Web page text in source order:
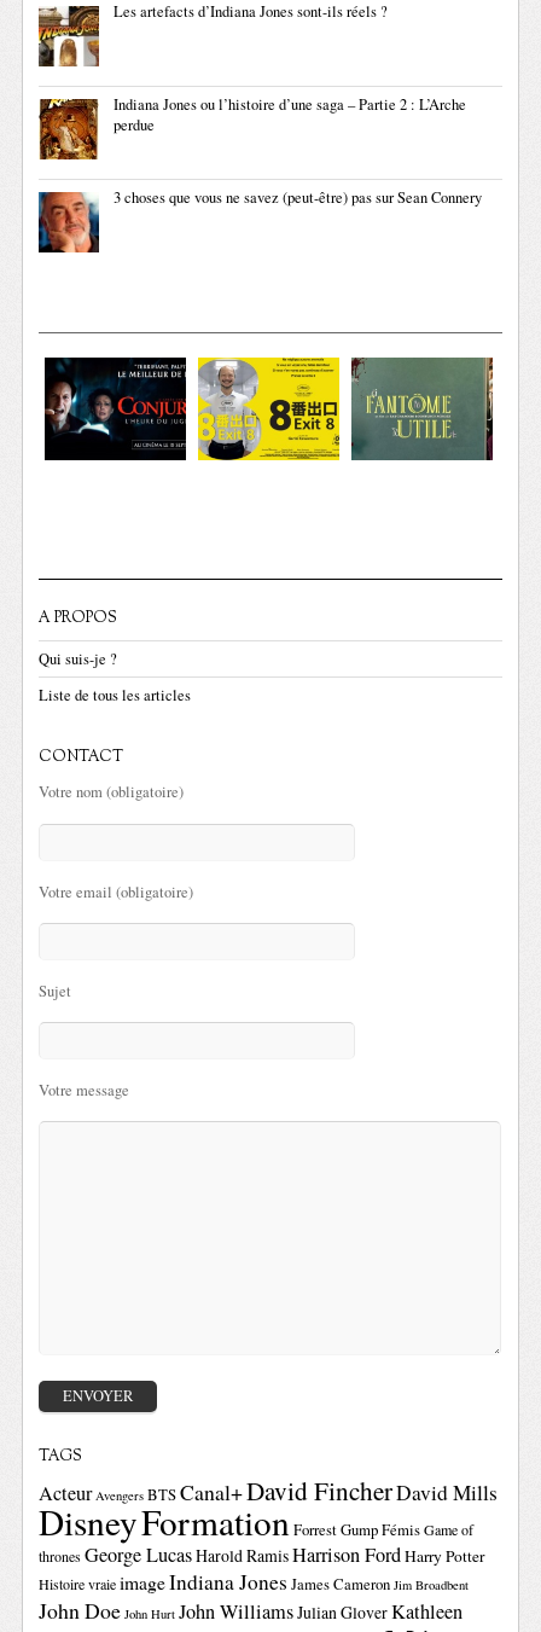
Les artefacts d’Indiana Jones sont-ils réels ?
Indiana Jones ou l’histoire d’une saga – Partie 2 : L’Arche
perdue
3 choses que vous ne savez (peut-être) pas sur Sean Connery
A PROPOS
Qui suis-je ?
Liste de tous les articles
CONTACT
Votre nom (obligatoire)
Votre email (obligatoire)
Sujet
Votre message
TAGS
Acteur Avengers BTSCanal+David FincherDavid Mills
DisneyFormationForrest GumpFémis Game of
thrones George LucasHarold RamisHarrison FordHarry Potter
Histoire vraie imageIndiana Jones James Cameron Jim Broadbent
John Doe John Hurt John WilliamsJulian GloverKathleen